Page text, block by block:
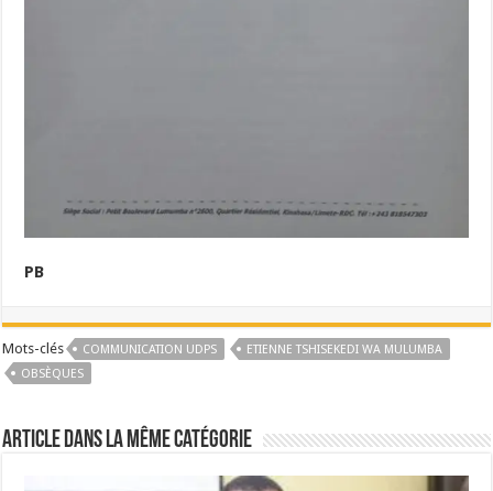
PB
Mots-clés COMMUNICATION UDPS
ETIENNE TSHISEKEDI WA MULUMBA
OBSÈQUES
Article dans la même catégorie